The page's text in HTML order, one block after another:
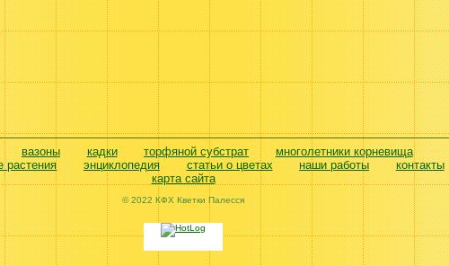
вазоны кадки торфяной субстрат
многолетники корневища
растения
энциклопедия статьи о цветах наши работы
контакты
карта сайта
© 2022 КФХ Кветки Палесся